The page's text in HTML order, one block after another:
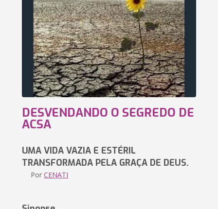
DESVENDANDO O SEGREDO DE
ACSA
UMA VIDA VAZIA E ESTÉRIL
TRANSFORMADA PELA GRAÇA DE DEUS.
PorCENATI